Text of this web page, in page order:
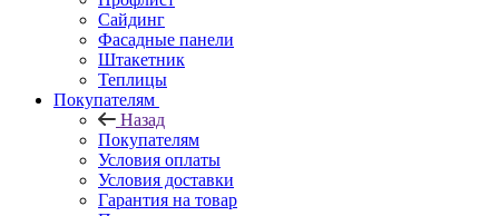
Сайдинг
Фасадные панели
Штакетник
Теплицы
Покупателям
Назад
Покупателям
Условия оплаты
Условия доставки
Гарантия на товар